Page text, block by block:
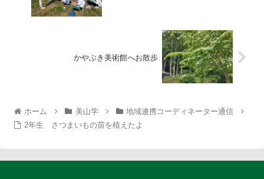
かやぶき美術館へお散歩
ホーム 美山学
地域連携コーディネーター通信
2年生 さつまいもの苗を植えたよ